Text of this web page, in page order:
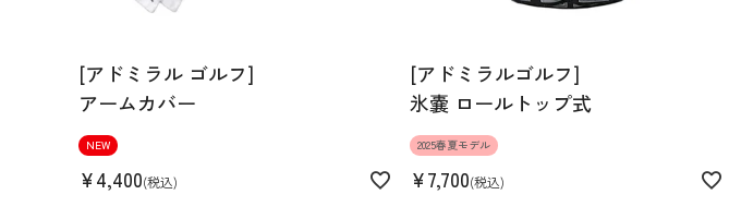
[アドミラル ゴルフ]
アームカバー
NEW
¥4,400 税込
[アドミラルゴルフ]
氷嚢 ロールトップ式
2025春夏モデル
¥7,700 税込